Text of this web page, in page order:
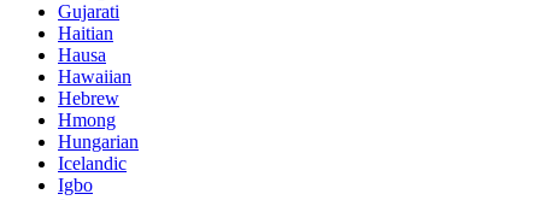
Gujarati
Haitian
Hausa
Hawaiian
Hebrew
Hmong
Hungarian
Icelandic
Igbo